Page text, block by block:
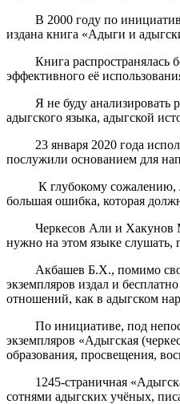
В 2000 году по инициативе
издана книга «Адыги и
Книга распространялась
эффективного её
Я не буду анализировать
адыгского языка, адыгской
23 января 2020 года
послужили основанием для
К глубокому сожалению,
большая ошибка, которая
Черкесов Али и Хакунов
нужно на этом языке слушать,
Акбашев Б.Х., помимо своей
экземпляров издал и
отношений, как в адыгском
По инициативе, под
экземпляров «Адыгская
образования, просвещения,
1245-страничная «Адыгская
сотнями адыгских учёных,